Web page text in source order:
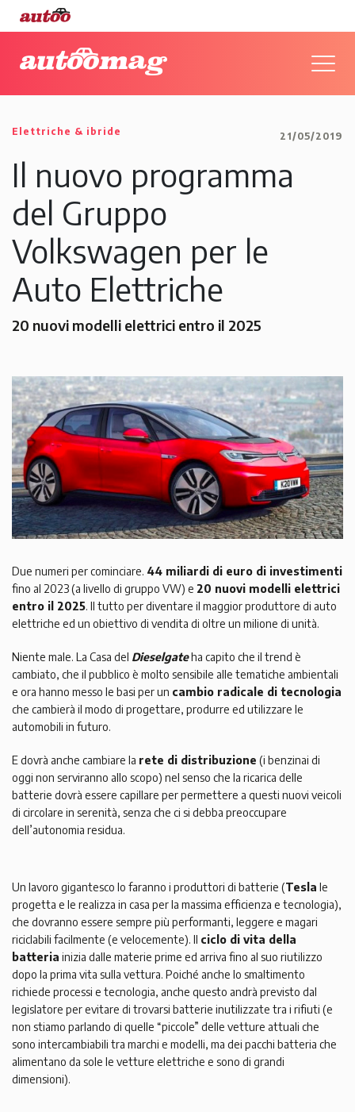
Elettriche & ibride 21/05/2019
Il nuovo programma
del Gruppo
Volkswagen per le
Auto Elettriche
20 nuovi modelli elettrici entro il 2025
Due numeri per cominciare. 44 miliardi di euro di investimenti
fino al 2023 (a livello di gruppo VW) e 20 nuovi modelli elettrici
entro il 2025. Il tutto per diventare il maggior produttore di auto
elettriche ed un obiettivo di vendita di oltre un milione di unità.
Niente male. La Casa del Dieselgateha capito che il trend è
cambiato, che il pubblico è molto sensibile alle tematiche ambientali
e ora hanno messo le basi per un cambio radicale di tecnologia
che cambierà il modo di progettare, produrre ed utilizzare le
automobili in futuro.
E dovrà anche cambiare la rete di distribuzione (i benzinai di
oggi non serviranno allo scopo) nel senso che la ricarica delle
batterie dovrà essere capillare per permettere a questi nuovi veicoli
di circolare in serenità, senza che ci si debba preoccupare
dell’autonomia residua.
Un lavoro gigantesco lo faranno i produttori di batterie (Tesla le
progetta e le realizza in casa per la massima efficienza e tecnologia),
che dovranno essere sempre più performanti, leggere e magari
riciclabili facilmente (e velocemente). Il ciclo di vita della
batteria inizia dalle materie prime ed arriva fino al suo riutilizzo
dopo la prima vita sulla vettura. Poiché anche lo smaltimento
richiede processi e tecnologia, anche questo andrà previsto dal
legislatore per evitare di trovarsi batterie inutilizzate tra i rifiuti (e
non stiamo parlando di quelle “piccole” delle vetture attuali che
sono intercambiabili tra marchi e modelli, ma dei pacchi batteria che
alimentano da sole le vetture elettriche e sono di grandi
dimensioni).